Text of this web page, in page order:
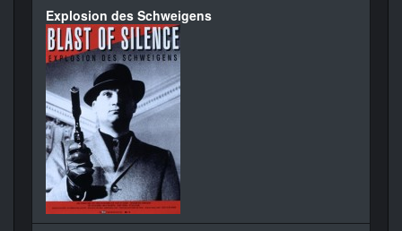
Explosion des Schweigens